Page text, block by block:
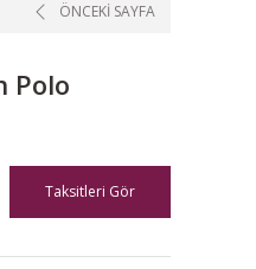
ÖNCEKİ SAYFA
Polo
Taksitleri Gör